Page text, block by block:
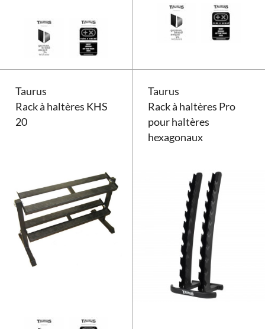
Range disques et barres Taurus
Taurus
Rack à haltères KHS
20
Taurus
Rack à haltères Pro
pour haltères
hexagonaux